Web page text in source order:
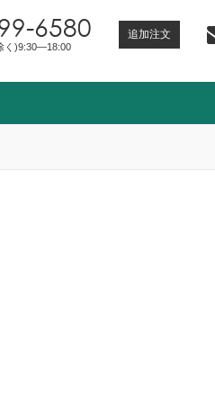
6580
く)9:30―18:00
追加注文